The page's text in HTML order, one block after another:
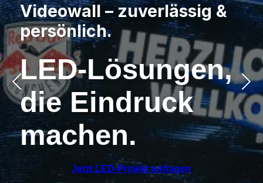
Videowall – zuverlässig &
persönlich.
LED-Lösungen,
die Eindruck
machen.
Jetzt LED-Projekt anfragen